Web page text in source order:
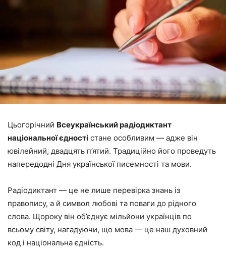
Цьогорічний Всеукраїнський радіодиктант
національної єдності стане особливим — адже він
ювілейний, двадцять п’ятий. Традиційно його проведуть
напередодні Дня української писемності та мови.
Радіодиктант — це не лише перевірка знань із
правопису, а й символ любові та поваги до рідного
слова. Щороку він об’єднує мільйони українців по
всьому світу, нагадуючи, що мова — це наш духовний
код і національна єдність.